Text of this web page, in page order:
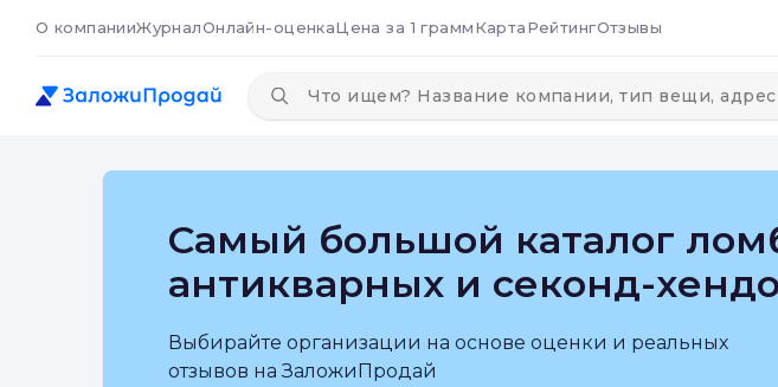
О компанииЖурналОнлайн-оценкаЦена за 1 граммКартаРейтингОтзывы
Самый большой каталог
антикварных и секонд-
Выбирайте организации на основе оценки и реальных
отзывов на ЗаложиПродай